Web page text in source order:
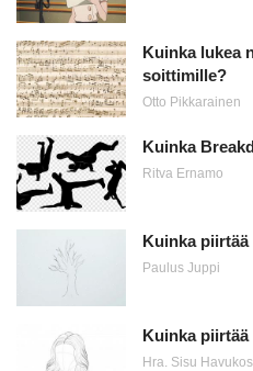
Kuinka lukea
soittimille?
Otto Pikkarainen
Kuinka
Ritva Ernamo
Kuinka
Paulus Juppi
Kuinka
Hra. Sisu